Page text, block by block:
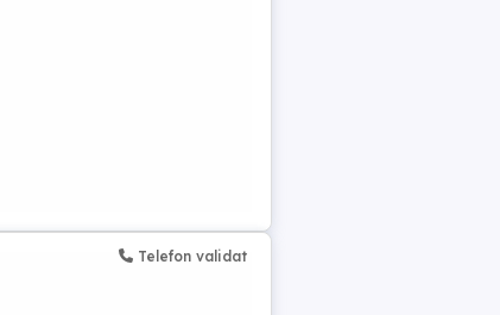
Telefon validat